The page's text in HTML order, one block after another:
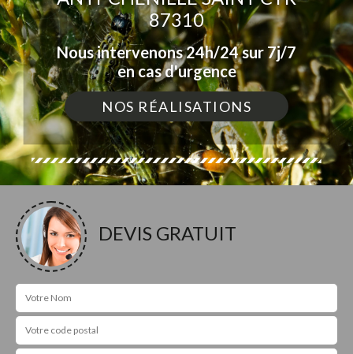
87310
Nous intervenons 24h/24 sur 7j/7
en cas d'urgence
NOS RÉALISATIONS
DEVIS GRATUIT